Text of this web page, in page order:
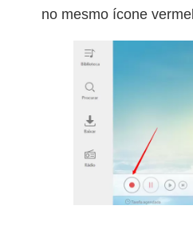
no mesmo ícone